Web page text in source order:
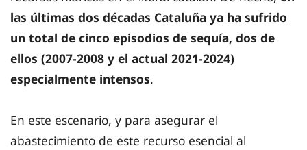
las últimas dos décadas Cataluña ya ha sufrido
un total de cinco episodios de sequía, dos de
ellos (2007-2008 y el actual 2021-2024)
especialmente intensos.
En este escenario, y para asegurar el
abastecimiento de este recurso esencial al